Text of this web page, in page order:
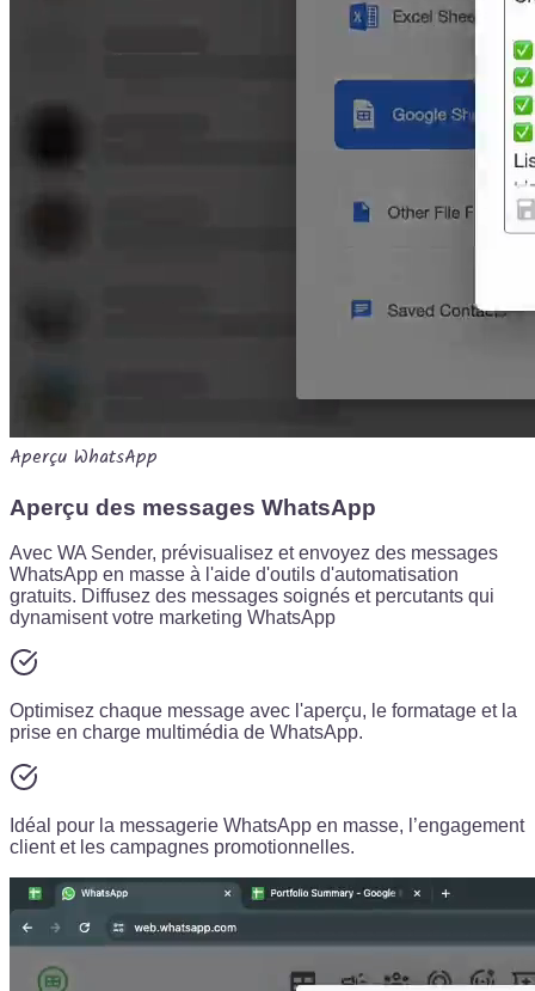
Aperçu WhatsApp
Aperçu des messages WhatsApp
Avec WA Sender, prévisualisez et envoyez des messages
WhatsApp en masse à l'aide d'outils d'automatisation
gratuits. Diffusez des messages soignés et percutants qui
dynamisent votre marketing WhatsApp
Optimisez chaque message avec l'aperçu, le formatage et la
prise en charge multimédia de WhatsApp.
Idéal pour la messagerie WhatsApp en masse, l’engagement
client et les campagnes promotionnelles.